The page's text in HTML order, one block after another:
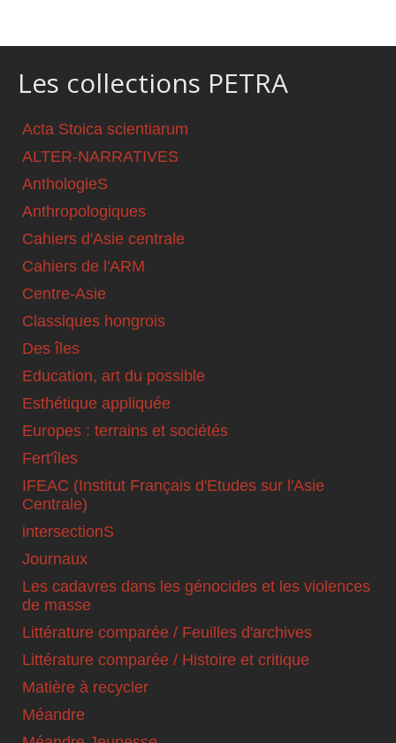
Les collections PETRA
Acta Stoica scientiarum
ALTER-NARRATIVES
AnthologieS
Anthropologiques
Cahiers d'Asie centrale
Cahiers de l'ARM
Centre-Asie
Classiques hongrois
Des îles
Education, art du possible
Esthétique appliquée
Europes : terrains et sociétés
Fert'îles
IFEAC (Institut Français d'Etudes sur l'Asie
Centrale)
intersectionS
Journaux
Les cadavres dans les génocides et les violences
de masse
Littérature comparée / Feuilles d'archives
Littérature comparée / Histoire et critique
Matière à recycler
Méandre